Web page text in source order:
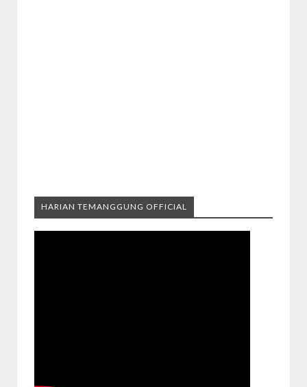
HARIAN TEMANGGUNG OFFICIAL